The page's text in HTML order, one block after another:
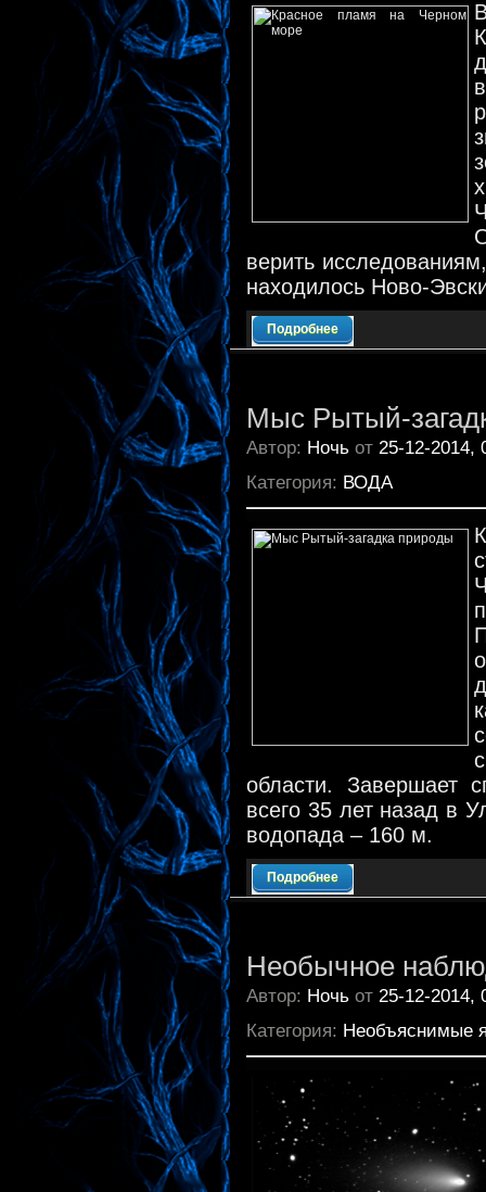
верить
находилось Ново-
Подробнее
Мыс Рытый-
Автор: Ночь от 25-12-2014,
Категория: ВОДА
области. Завершает
всего 35 лет назад в
водопада – 160 м.
Подробнее
Необычное
Автор: Ночь от 25-12-2014,
Категория: Необъяснимые